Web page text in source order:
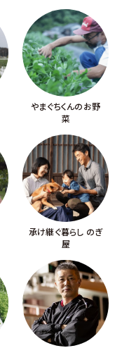
やまぐちくんのお野
菜
承け継ぐ暮らし のぎ
屋